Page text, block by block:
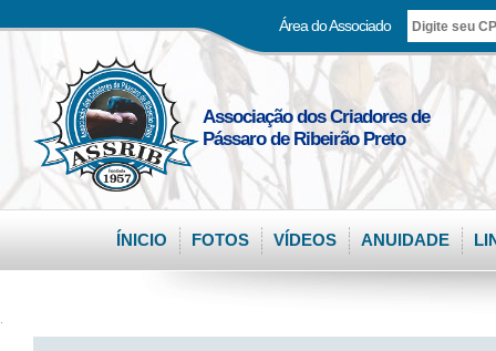
Área do Associado
Associação dos Criadores de
Pássaro de Ribeirão Preto
ÍNICIO FOTOS VÍDEOS ANUIDADE